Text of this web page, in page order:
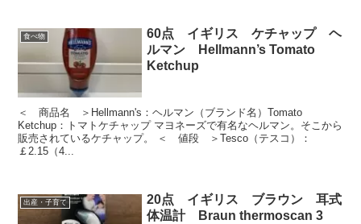
食べ物
60点 イギリス ケチャップ ヘ
ルマン Hellmann’s Tomato
Ketchup
＜ 商品名 ＞Hellmann's：ヘルマン（ブランド名）Tomato
Ketchup：トマトケチャップ マヨネーズで有名なヘルマン。そこから
販売されているケチャップ。 ＜ 値段 ＞Tesco（テスコ）：
￡2.15（4...
出産・子育て
20点 イギリス ブラウン 耳式
体温計 Braun thermoscan 3